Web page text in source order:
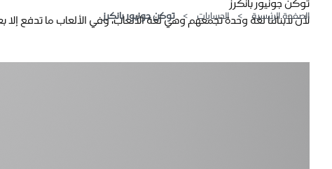
الصفحة الرئيسية > الحسابات > توكن جونيور بانكرز
توكن جونيور بانكرز
لأن لأبنائنا لغة وحدة تجمعهم وهي لغة الألعاب، وفي الألعاب ما تدفع